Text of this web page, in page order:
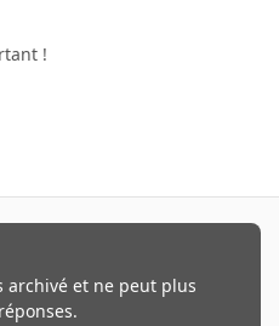
!
archivé et ne peut plus